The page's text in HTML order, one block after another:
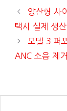
양산형 사
택시 실제 생
모델 3 퍼
ANC 소음 제